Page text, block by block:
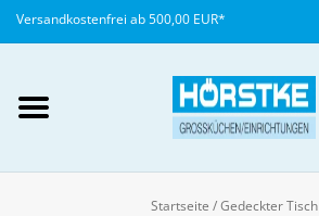
Versandkostenfrei ab 500,00 EUR*
anlegen
Startseite /Gedeckter Tisch